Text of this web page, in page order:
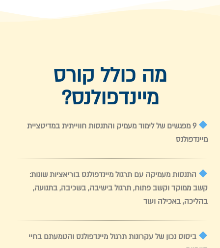
מה כולל קורס
מיינדפולנס?
9 מפגשים של לימוד מעמיק והתנסות חווייתית במדיטציית
מיינדפולנס
התנסות מעמיקה עם תרגול מיינדפולנס בוריאציות שונות:
קשב ממוקד וקשב פתוח, תרגול בישיבה, בשכיבה, בתנועה,
בהליכה, באכילה ועוד
ביסוס נכון של עקרונות תרגול מיינדפולנס והטמעתם בחיי